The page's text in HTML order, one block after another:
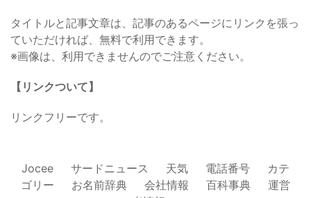
タイトルと記事文章は、記事のあるページにリンクを張っ
ていただければ、無料で利用できます。
※画像は、利用できませんのでご注意ください。
【リンクついて】
リンクフリーです。
Jocee サードニュース 天気 電話番号
カテ
ゴリー
お名前辞典 会社情報 百科事典
運営